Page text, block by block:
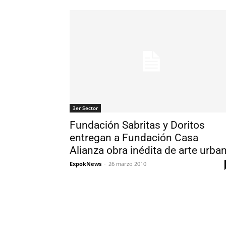
3er Sector
Fundación Sabritas y Doritos
entregan a Fundación Casa
Alianza obra inédita de arte
ExpokNews - 26 marzo 2010